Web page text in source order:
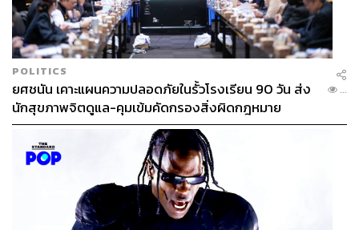
POLITICS
ยศชนัน เคาะแผนความปลอดภัยในรั้วโรงเรียน 90 วัน ส่ง
นักสุขภาพจิตดูแล-คุมเข้มคัดกรองสิ่งผิดกฎหมาย
...